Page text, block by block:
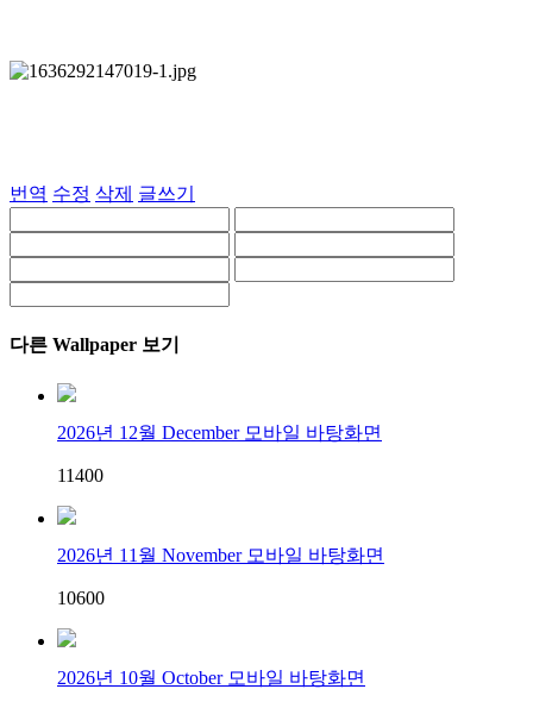
번역 수정 삭제 글쓰기
다른 Wallpaper 보기
2026년 12월 December 모바일 바탕화면
11400
2026년 11월 November 모바일 바탕화면
10600
2026년 10월 October 모바일 바탕화면